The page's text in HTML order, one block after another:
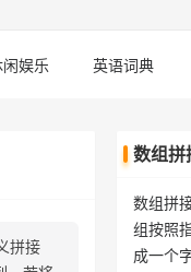
娱乐 英语词典
拼接
数组拼
数组拼
组按照
成一个